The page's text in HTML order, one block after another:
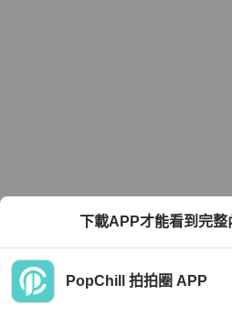
下載APP才能看到完整
PopChill 拍拍圈 APP